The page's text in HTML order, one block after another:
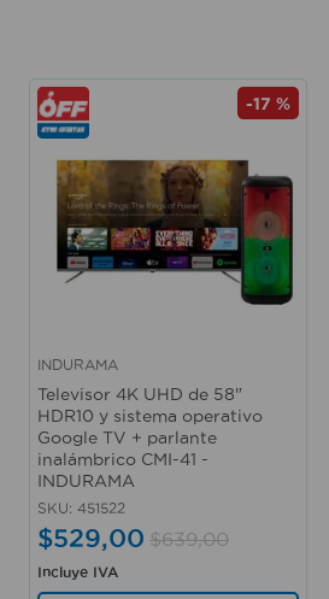
-17 %
INDURAMA
Televisor 4K UHD de 58"
HDR10 y sistema operativo
Google TV + parlante
inalámbrico CMI-41 -
INDURAMA
SKU: 451522
$529,00 $639,00
Incluye IVA